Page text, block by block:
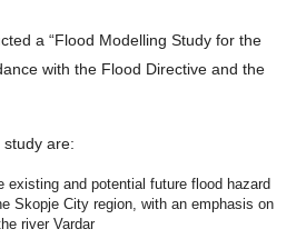
a “Flood Modelling Study for the
with the Flood Directive and the
are:
existing and potential future flood hazard
Skopje City region, with an emphasis on
river Vardar